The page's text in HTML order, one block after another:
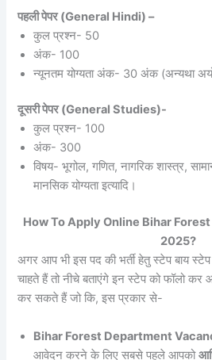
पहली पेपर (General Hindi) –
कुल प्रश्न- 50
अंक- 100
न्यूनतम योग्यता अंक- 30 अंक (अन्यथा
दूसरी पेपर (General Studies)-
कुल प्रश्न- 100
अंक- 300
विषय- भूगोल, गणित, नागरिक शास्त्र,
मानसिक योग्यता इत्यादि।
How To Apply Online Bihar
2025?
अगर आप भी इस पद की भर्ती हेतु स्टेप बाय
चाहते हैं तो नीचे बताएंगे इन स्टेप को फॉलो
कर सकते हैं जो कि, इस प्रकार से-
Bihar Forest Department
आवेदन करने के लिए सबसे पहले आपको